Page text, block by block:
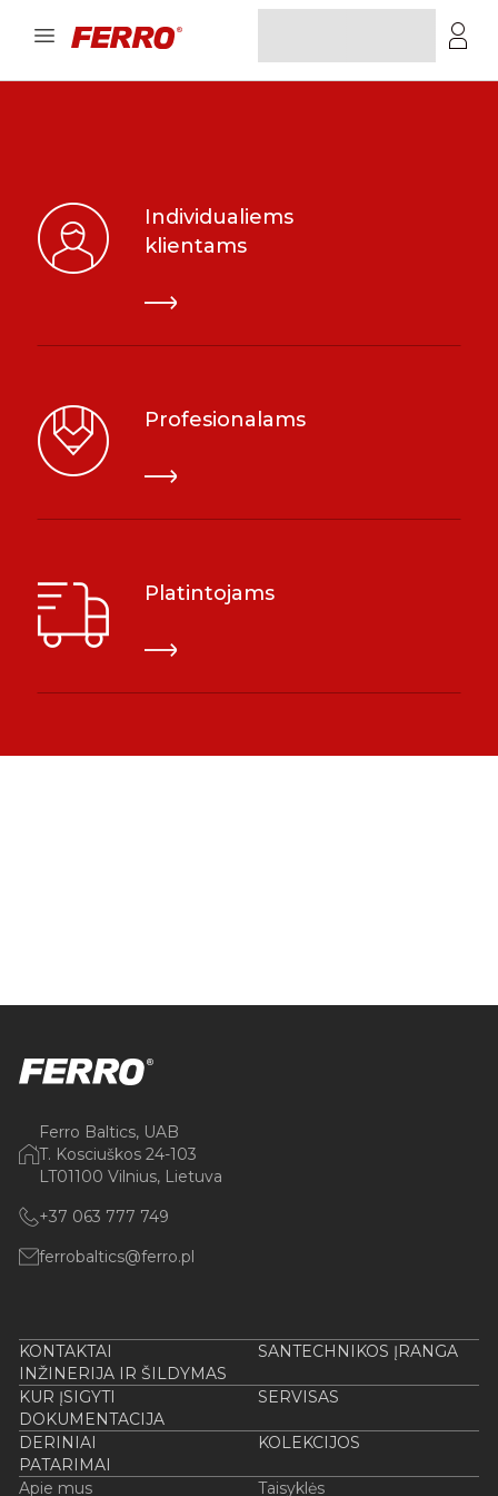
Individualiems
klientams
Profesionalams
Platintojams
Ferro Baltics, UAB
T. Kosciuškos 24-103
LT01100 Vilnius, Lietuva
+37 063 777 749
ferrobaltics@ferro.pl
KONTAKTAI
SANTECHNIKOS ĮRANGA
INŽINERIJA IR ŠILDYMAS
KUR ĮSIGYTI
SERVISAS
DOKUMENTACIJA
DERINIAI
KOLEKCIJOS
PATARIMAI
Apie mus
Taisyklės